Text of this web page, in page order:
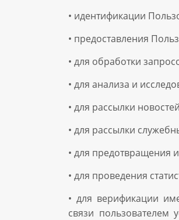
• идентификации
• предоставления
• для обработки
• для анализа и
• для рассылки
• для рассылки
• для предотвращения
• для проведения
• для верификации
связи пользователем